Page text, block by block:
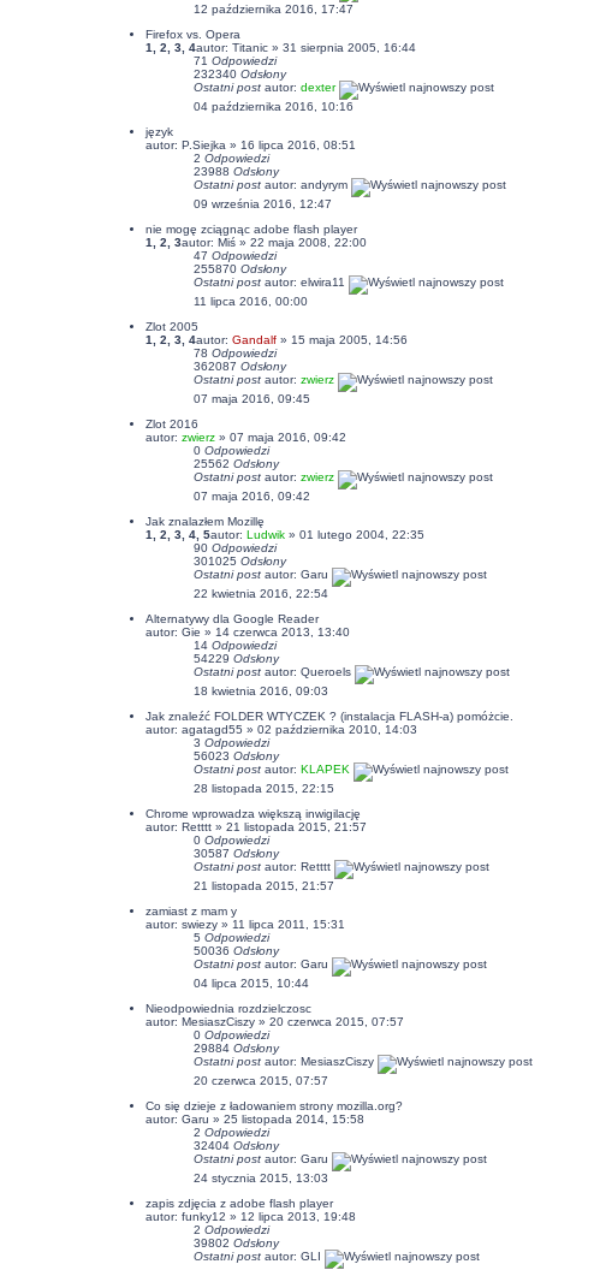
12 października 2016, 17:47
Firefox vs. Opera
1
2 3, 4autor: Titanic» 31 sierpnia 2005, 16:44
71 Odpowiedzi
232340 Odsłony
Ostatni post autor: dexter
04 października 2016, 10:16
język
autor: P.Siejka » 16 lipca 2016, 08:51
2 Odpowiedzi
23988 Odsłony
Ostatni post autor: andyrym
09 września 2016, 12:47
nie mogę zciągnąc adobe flash player
1
2 3autor: Miś» 22 maja 2008, 22:00
47 Odpowiedzi
255870 Odsłony
Ostatni post autor: elwira11
11 lipca 2016, 00:00
Zlot 2005
1
2 3, 4autor: Gandalf» 15 maja 2005, 14:56
78 Odpowiedzi
362087 Odsłony
Ostatni post autor: zwierz
07 maja 2016, 09:45
Zlot 2016
autor: zwierz» 07 maja 2016, 09:42
0 Odpowiedzi
25562 Odsłony
Ostatni post autor: zwierz
07 maja 2016, 09:42
Jak znalazłem Mozillę
1
2 3, 4, 5autor: Ludwik» 01 lutego 2004, 22:35
90 Odpowiedzi
301025 Odsłony
Ostatni post autor: Garu
22 kwietnia 2016, 22:54
Alternatywy dla Google Reader
autor: Gie » 14 czerwca 2013, 13:40
14 Odpowiedzi
54229 Odsłony
Ostatni post autor: Queroels
18 kwietnia 2016, 09:03
Jak znaleźć FOLDER WTYCZEK ? (instalacja FLASH-a) pomóżcie.
autor: agatagd55 » 02 października 2010, 14:03
3 Odpowiedzi
56023 Odsłony
Ostatni post autor: KLAPEK
28 listopada 2015, 22:15
Chrome wprowadza większą inwigilację
autor: Retttt » 21 listopada 2015, 21:57
0 Odpowiedzi
30587 Odsłony
Ostatni post autor: Retttt
21 listopada 2015, 21:57
zamiast z mam y
autor: swiezy » 11 lipca 2011, 15:31
5 Odpowiedzi
50036 Odsłony
Ostatni post autor: Garu
04 lipca 2015, 10:44
Nieodpowiednia rozdzielczosc
autor: MesiaszCiszy» 20 czerwca 2015, 07:57
0 Odpowiedzi
29884 Odsłony
Ostatni post autor: MesiaszCiszy
20 czerwca 2015, 07:57
Co się dzieje z ładowaniem strony mozilla.org?
autor: Garu » 25 listopada 2014, 15:58
2 Odpowiedzi
32404 Odsłony
Ostatni post autor: Garu
24 stycznia 2015, 13:03
zapis zdjęcia z adobe flash player
autor: funky12 » 12 lipca 2013, 19:48
2 Odpowiedzi
39802 Odsłony
Ostatni post autor: GLI